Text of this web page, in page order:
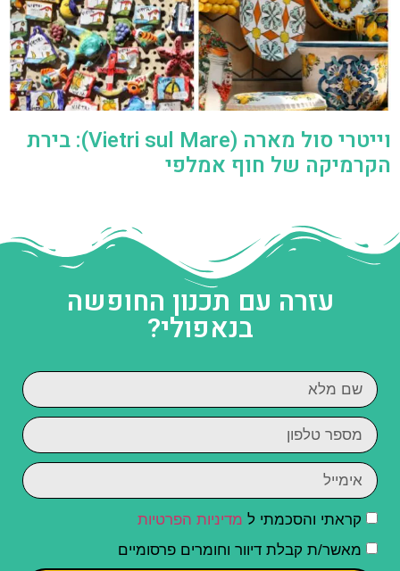
וייטרי סול מארה (Vietri sul Mare): בירת
הקרמיקה של חוף אמלפי
עזרה עם תכנון החופשה
בנאפולי?
קראתי והסכמתי ל מדיניות הפרטיות
מאשר/ת קבלת דיוור וחומרים פרסומיים